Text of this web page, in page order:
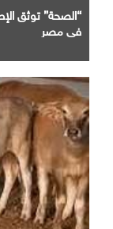
“الصحة” توثق
فى مصر